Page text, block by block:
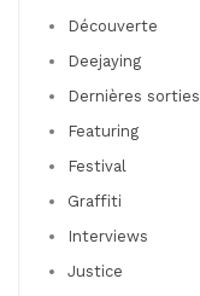
Découverte
Deejaying
Dernières sorties
Featuring
Festival
Graffiti
Interviews
Justice